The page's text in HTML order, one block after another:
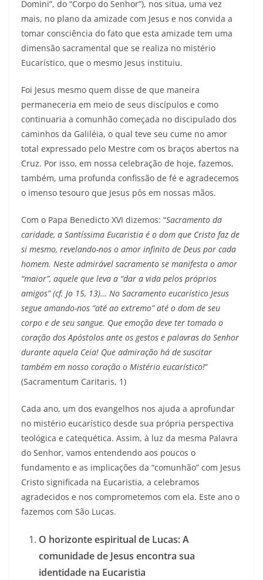
Domini”, do “Corpo do Senhor”), nos situa, uma vez
mais, no plano da amizade com Jesus e nos convida a
tomar consciência do fato que esta amizade tem uma
dimensão sacramental que se realiza no mistério
Eucarístico, que o mesmo Jesus instituiu.
Foi Jesus mesmo quem disse de que maneira
permaneceria em meio de seus discípulos e como
continuaria a comunhão começada no discipulado dos
caminhos da Galiléia, o qual teve seu cume no amor
total expressado pelo Mestre com os braços abertos na
Cruz. Por isso, em nossa celebração de hoje, fazemos,
também, uma profunda confissão de fé e agradecemos
o imenso tesouro que Jesus pôs em nossas mãos.
Com o Papa Benedicto XVI dizemos: “Sacramento da
caridade, a Santíssima Eucaristia é o dom que Cristo faz de
si mesmo, revelando-nos o amor infinito de Deus por cada
homem. Neste admirável sacramento se manifesta o amor
“maior”, aquele que leva a “dar a vida pelos próprios
amigos” (cf. Jo 15, 13)… No Sacramento eucarístico Jesus
segue amando-nos “até ao extremo” até o dom de seu
corpo e de seu sangue. Que emoção deve ter tomado o
coração dos Apóstolos ante os gestos e palavras do Senhor
durante aquela Ceia! Que admiração há de suscitar
também em nosso coração o Mistério eucarístico!”
(Sacramentum Caritaris, 1)
Cada ano, um dos evangelhos nos ajuda a aprofundar
no mistério eucarístico desde sua própria perspectiva
teológica e catequética. Assim, à luz da mesma Palavra
do Senhor, vamos entendendo aos poucos o
fundamento e as implicações da “comunhão” com Jesus
Cristo significada na Eucaristia, a celebramos
agradecidos e nos comprometemos com ela. Este ano o
fazemos com São Lucas.
O horizonte espiritual de Lucas: A
comunidade de Jesus encontra sua
identidade na Eucaristia